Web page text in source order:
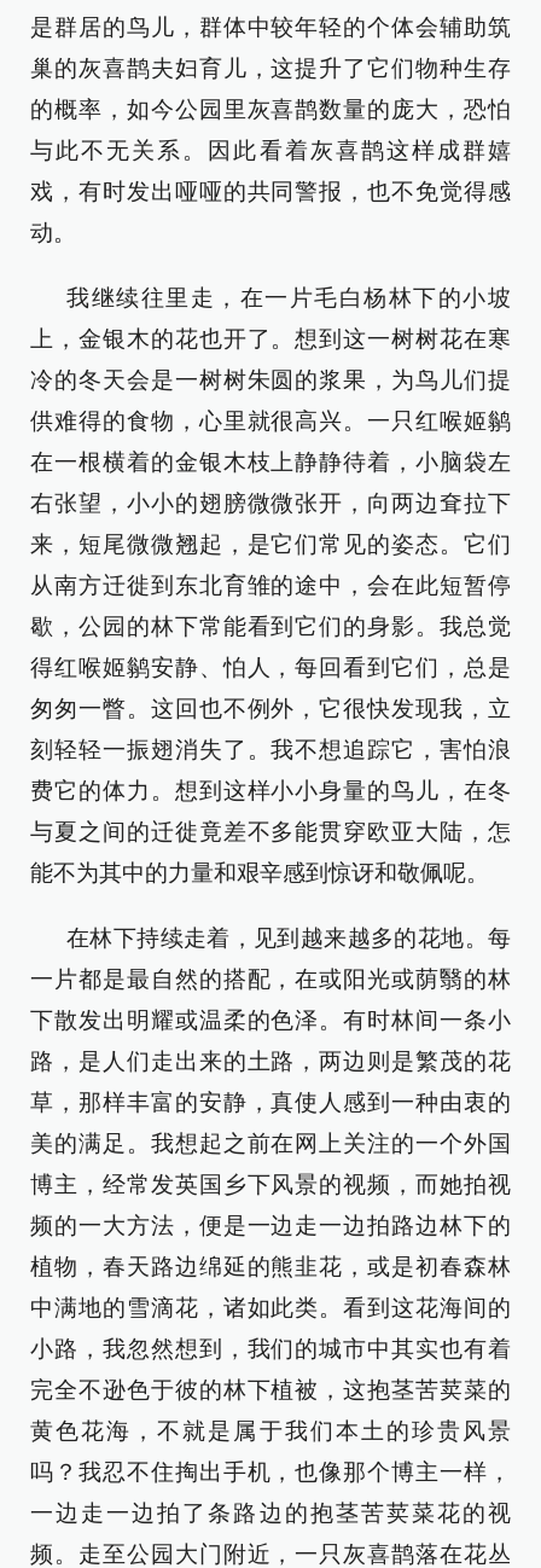
是群居的鸟儿，群体中较年轻的个体会辅助筑
巢的灰喜鹊夫妇育儿，这提升了它们物种生存
的概率，如今公园里灰喜鹊数量的庞大，恐怕
与此不无关系。因此看着灰喜鹊这样成群嬉
戏，有时发出哑哑的共同警报，也不免觉得感
动。
我继续往里走，在一片毛白杨林下的小坡
上，金银木的花也开了。想到这一树树花在寒
冷的冬天会是一树树朱圆的浆果，为鸟儿们提
供难得的食物，心里就很高兴。一只红喉姬鹟
在一根横着的金银木枝上静静待着，小脑袋左
右张望，小小的翅膀微微张开，向两边耷拉下
来，短尾微微翘起，是它们常见的姿态。它们
从南方迁徙到东北育雏的途中，会在此短暂停
歇，公园的林下常能看到它们的身影。我总觉
得红喉姬鹟安静、怕人，每回看到它们，总是
匆匆一瞥。这回也不例外，它很快发现我，立
刻轻轻一振翅消失了。我不想追踪它，害怕浪
费它的体力。想到这样小小身量的鸟儿，在冬
与夏之间的迁徙竟差不多能贯穿欧亚大陆，怎
能不为其中的力量和艰辛感到惊讶和敬佩呢。
在林下持续走着，见到越来越多的花地。每
一片都是最自然的搭配，在或阳光或荫翳的林
下散发出明耀或温柔的色泽。有时林间一条小
路，是人们走出来的土路，两边则是繁茂的花
草，那样丰富的安静，真使人感到一种由衷的
美的满足。我想起之前在网上关注的一个外国
博主，经常发英国乡下风景的视频，而她拍视
频的一大方法，便是一边走一边拍路边林下的
植物，春天路边绵延的熊韭花，或是初春森林
中满地的雪滴花，诸如此类。看到这花海间的
小路，我忽然想到，我们的城市中其实也有着
完全不逊色于彼的林下植被，这抱茎苦荬菜的
黄色花海，不就是属于我们本土的珍贵风景
吗？我忍不住掏出手机，也像那个博主一样，
一边走一边拍了条路边的抱茎苦荬菜花的视
频。走至公园大门附近，一只灰喜鹊落在花丛